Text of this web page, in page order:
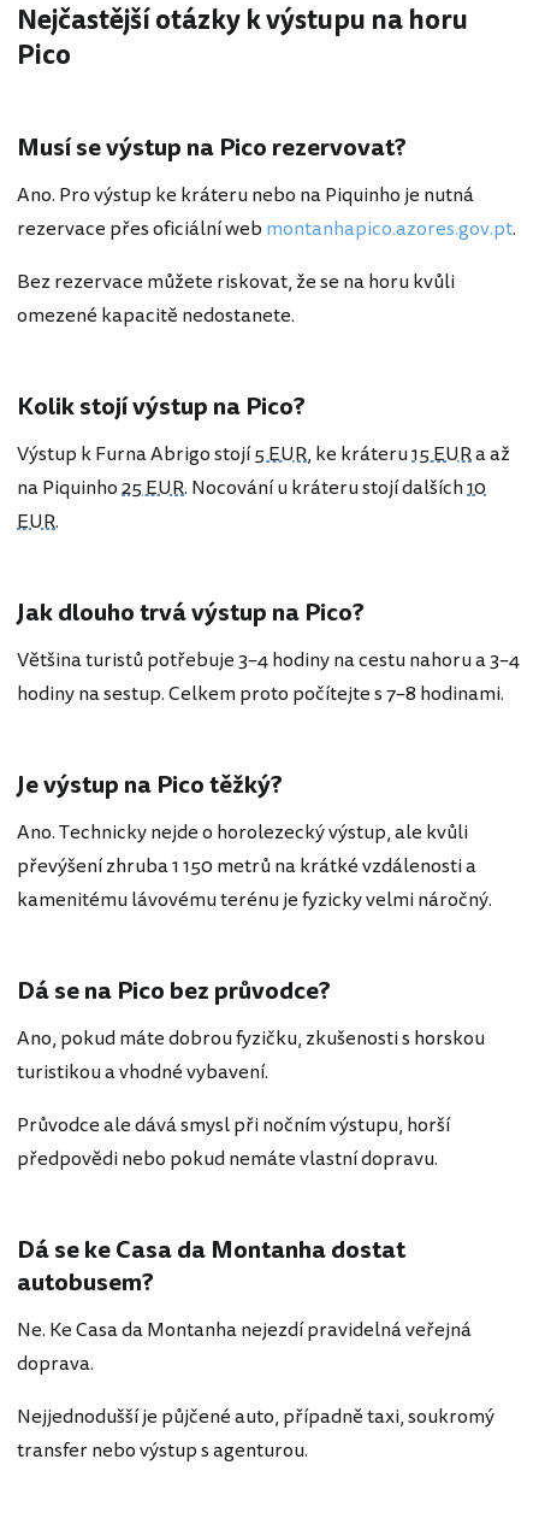
Nejčastější otázky k výstupu na horu
Pico
Musí se výstup na Pico rezervovat?
Ano. Pro výstup ke kráteru nebo na Piquinho je nutná
rezervace přes oficiální web montanhapico.azores.gov.pt.
Bez rezervace můžete riskovat, že se na horu kvůli
omezené kapacitě nedostanete.
Kolik stojí výstup na Pico?
Výstup k Furna Abrigo stojí5 EUR, ke kráteru15 EURa až
na Piquinho25 EUR. Nocování u kráteru stojí dalších10
EUR.
Jak dlouho trvá výstup na Pico?
Většina turistů potřebuje 3–4 hodiny na cestu nahoru a 3–4
hodiny na sestup. Celkem proto počítejte s 7–8 hodinami.
Je výstup na Pico těžký?
Ano. Technicky nejde o horolezecký výstup, ale kvůli
převýšení zhruba 1 150 metrů na krátké vzdálenosti a
kamenitému lávovému terénu je fyzicky velmi náročný.
Dá se na Pico bez průvodce?
Ano, pokud máte dobrou fyzičku, zkušenosti s horskou
turistikou a vhodné vybavení.
Průvodce ale dává smysl při nočním výstupu, horší
předpovědi nebo pokud nemáte vlastní dopravu.
Dá se ke Casa da Montanha dostat
autobusem?
Ne. Ke Casa da Montanha nejezdí pravidelná veřejná
doprava.
Nejjednodušší je půjčené auto, případně taxi, soukromý
transfer nebo výstup s agenturou.